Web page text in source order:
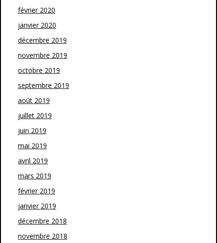
février 2020
janvier 2020
décembre 2019
novembre 2019
octobre 2019
septembre 2019
août 2019
juillet 2019
juin 2019
mai 2019
avril 2019
mars 2019
février 2019
janvier 2019
décembre 2018
novembre 2018